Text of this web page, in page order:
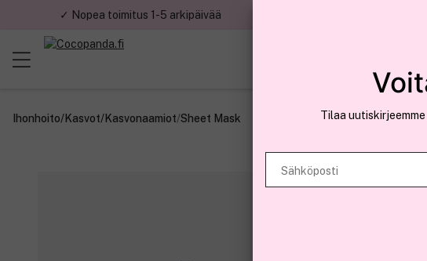
✓ Nopea toimitus 1-5 arkipäivää
Ihonhoito/Kasvot/Kasvonaamiot/Sheet Mask Tilaa
Sähköposti